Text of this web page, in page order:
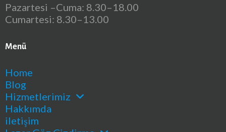
Pazartesi –Cuma: 8.30–18.00
Cumartesi: 8.30–13.00
Menü
Home
Blog
Hizmetlerimiz
Hakkımda
iletişim